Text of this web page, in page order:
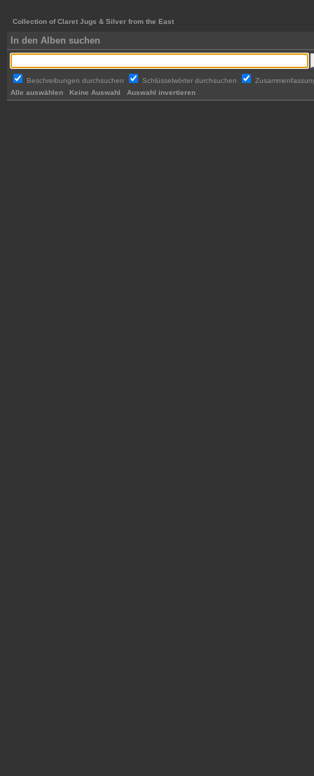
Collection of Claret Jugs & Silver from the East
In den Alben suchen
Beschreibungen durchsuchen Schlüsselwörter durchsuchen
Alle auswählen
Keine Auswahl Auswahl invertieren